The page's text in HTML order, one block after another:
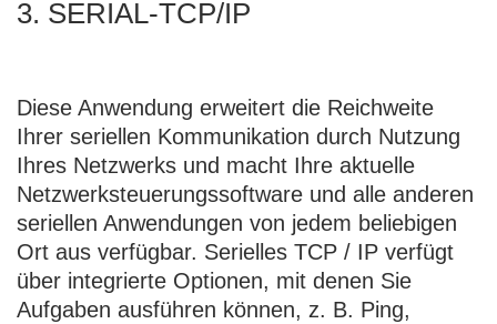
3. SERIAL-TCP/IP
Diese Anwendung erweitert die Reichweite
Ihrer seriellen Kommunikation durch Nutzung
Ihres Netzwerks und macht Ihre aktuelle
Netzwerksteuerungssoftware und alle anderen
seriellen Anwendungen von jedem beliebigen
Ort aus verfügbar. Serielles TCP / IP verfügt
über integrierte Optionen, mit denen Sie
Aufgaben ausführen können, z. B. Ping,